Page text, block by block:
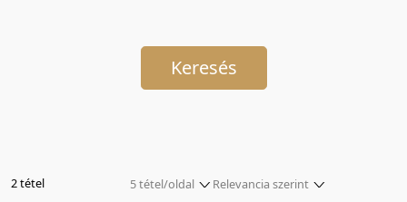
Keresés
Relevancia szerint
2 tétel
5 tétel/oldal